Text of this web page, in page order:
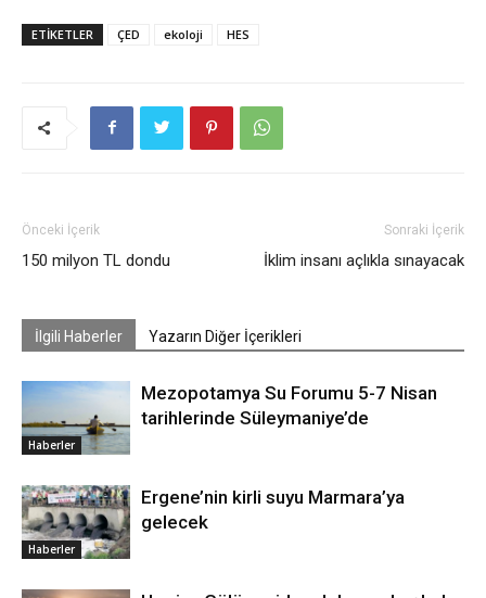
ETIKETLER ÇED ekoloji HES
Önceki İçerik
150 milyon TL dondu
Sonraki İçerik
İklim insanı açlıkla sınayacak
İlgili Haberler Yazarın Diğer İçerikleri
Haberler
Mezopotamya Su Forumu 5-7 Nisan
tarihlerinde Süleymaniye’de
Haberler
Ergene’nin kirli suyu Marmara’ya
gelecek